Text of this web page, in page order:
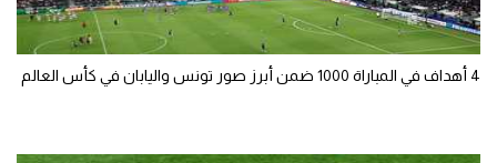
4 أهداف في المباراة 1000 ضمن أبرز صور تونس واليابان في كأس العالم